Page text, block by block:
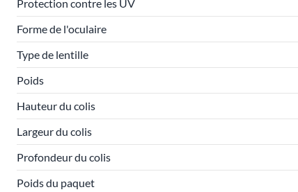
Protection contre les UV
Forme de l'oculaire
Type de lentille
Poids
Hauteur du colis
Largeur du colis
Profondeur du colis
Poids du paquet